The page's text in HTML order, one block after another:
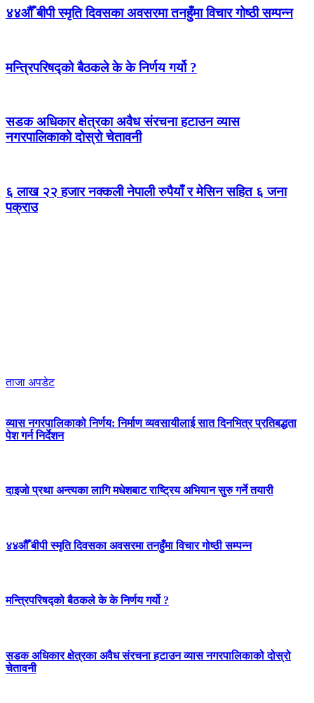
४४औँ बीपी स्मृति दिवसका अवसरमा तनहुँमा विचार गोष्ठी सम्पन्न
मन्त्रिपरिषद्को बैठकले के के निर्णय गर्यो ?
सडक अधिकार क्षेत्रका अवैध संरचना हटाउन व्यास
नगरपालिकाको दोस्रो चेतावनी
६ लाख २२ हजार नक्कली नेपाली रुपैयाँ र मेसिन सहित ६ जना
पक्राउ
ताजा अपडेट
व्यास नगरपालिकाको निर्णय: निर्माण व्यवसायीलाई सात दिनभित्र प्रतिबद्धता
पेश गर्न निर्देशन
दाइजो प्रथा अन्त्यका लागि मधेशबाट राष्ट्रिय अभियान सुरु गर्ने तयारी
४४औँ बीपी स्मृति दिवसका अवसरमा तनहुँमा विचार गोष्ठी सम्पन्न
मन्त्रिपरिषद्को बैठकले के के निर्णय गर्यो ?
सडक अधिकार क्षेत्रका अवैध संरचना हटाउन व्यास नगरपालिकाको दोस्रो
चेतावनी